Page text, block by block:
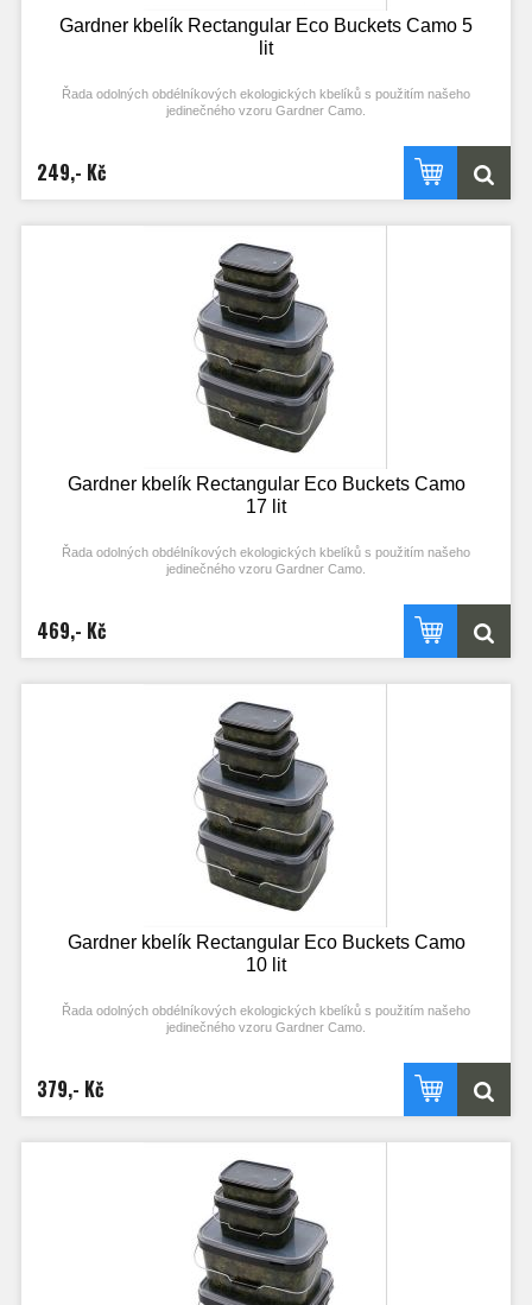
Gardner kbelík Rectangular Eco Buckets Camo 5
lit
Řada odolných obdélníkových ekologických kbelíků s použitím našeho
jedinečného vzoru Gardner Camo.
Tyto kbelíky jsou vyrobeny z recyklovaného plastu a lze je opakovaně
recyklovat, což z nich činí velmi ekologickou variantu. Průhledná víčka se
snadno sundávají a nasazují a vytvářejí vzduchotěsnou ochranu krmení.
na vozících). Jsou ideální pro přenášení a skladování všech druhů návnad nebo
pro míchání jednotlivých návnad.
Specifikace:
- průhledné víko opatřené těsněním
- recyklovaný ekologický plast, který lze opakovaně recyklovat
- vyrobeno z extra pevného materiálu
- pevná kovová rukojeť s pohodlným plastovým madlem
- jedinečný vzor Gardner Camo
249,- Kč
Gardner kbelík Rectangular Eco Buckets Camo
17 lit
Řada odolných obdélníkových ekologických kbelíků s použitím našeho
jedinečného vzoru Gardner Camo.
Tyto kbelíky jsou vyrobeny z recyklovaného plastu a lze je opakovaně
recyklovat, což z nich činí velmi ekologickou variantu. Průhledná víčka se
snadno sundávají a nasazují a vytvářejí vzduchotěsnou ochranu krmení.
na vozících). Jsou ideální pro přenášení a skladování všech druhů návnad nebo
pro míchání jednotlivých návnad.
Specifikace:
- průhledné víko opatřené těsněním
- recyklovaný ekologický plast, který lze opakovaně recyklovat
- vyrobeno z extra pevného materiálu
- pevná kovová rukojeť s pohodlným plastovým madlem
- jedinečný vzor Gardner Camo
469,- Kč
Gardner kbelík Rectangular Eco Buckets Camo
10 lit
Řada odolných obdélníkových ekologických kbelíků s použitím našeho
jedinečného vzoru Gardner Camo.
Tyto kbelíky jsou vyrobeny z recyklovaného plastu a lze je opakovaně
recyklovat, což z nich činí velmi ekologickou variantu. Průhledná víčka se
snadno sundávají a nasazují a vytvářejí vzduchotěsnou ochranu krmení.
na vozících). Jsou ideální pro přenášení a skladování všech druhů návnad nebo
pro míchání jednotlivých návnad.
Specifikace:
- průhledné víko opatřené těsněním
- recyklovaný ekologický plast, který lze opakovaně recyklovat
- vyrobeno z extra pevného materiálu
- pevná kovová rukojeť s pohodlným plastovým madlem
- jedinečný vzor Gardner Camo
379,- Kč